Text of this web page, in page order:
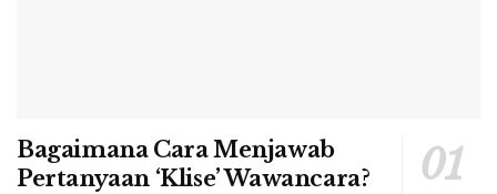
Bagaimana Cara Menjawab
Pertanyaan ‘Klise’ Wawancara?